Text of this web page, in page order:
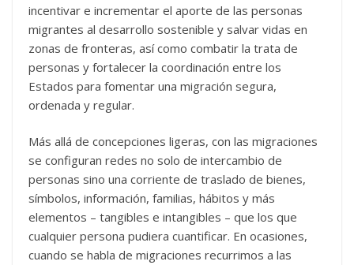
incentivar e incrementar el aporte de las personas
migrantes al desarrollo sostenible y salvar vidas en
zonas de fronteras, así como combatir la trata de
personas y fortalecer la coordinación entre los
Estados para fomentar una migración segura,
ordenada y regular.
Más allá de concepciones ligeras, con las migraciones
se configuran redes no solo de intercambio de
personas sino una corriente de traslado de bienes,
símbolos, información, familias, hábitos y más
elementos – tangibles e intangibles – que los que
cualquier persona pudiera cuantificar. En ocasiones,
cuando se habla de migraciones recurrimos a las